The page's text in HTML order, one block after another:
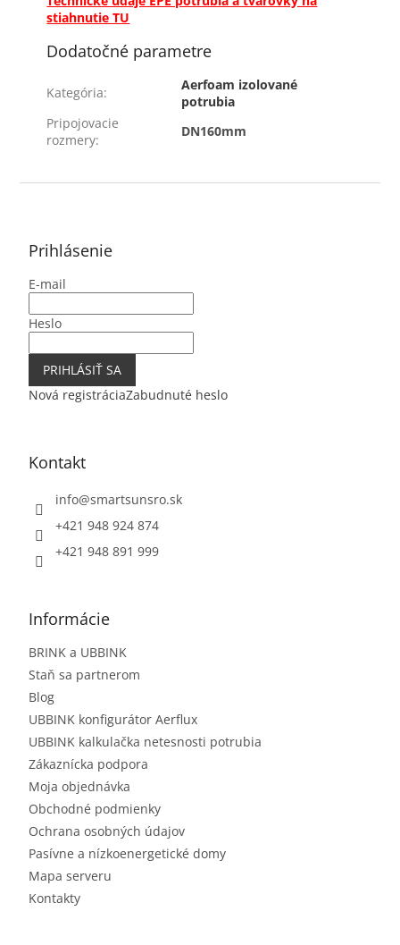
stiahnutie TU
Dodatočné parametre
Kategória:
Aerfoam izolované
potrubia
Pripojovacie
rozmery:
DN160mm
Prihlásenie
E-mail
Heslo
PRIHLÁSIŤ SA
Nová registráciaZabudnuté heslo
Kontakt
info@smartsunsro.sk
+421 948 924 874
+421 948 891 999
Informácie
BRINK a UBBINK
Staň sa partnerom
Blog
UBBINK konfigurátor Aerflux
UBBINK kalkulačka netesnosti potrubia
Zákaznícka podpora
Moja objednávka
Obchodné podmienky
Ochrana osobných údajov
Pasívne a nízkoenergetické domy
Mapa serveru
Kontakty